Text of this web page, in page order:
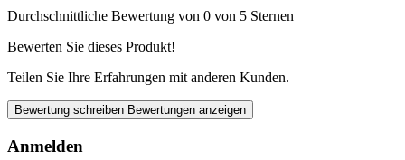
Durchschnittliche Bewertung von 0 von 5 Sternen
Bewerten Sie dieses Produkt!
Teilen Sie Ihre Erfahrungen mit anderen Kunden.
Bewertung schreiben Bewertungen anzeigen
Anmelden